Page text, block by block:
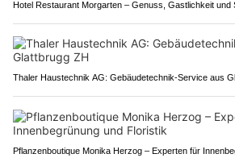
Hotel Restaurant Morgarten – Genuss, Gastlichkeit und
Thaler Haustechnik AG: Gebäudetechnik-Service aus
Pflanzenboutique Monika Herzog – Experten für